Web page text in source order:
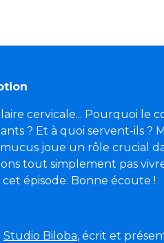
cervicale... Pourquoi le
? Et à quoi servent-ils ?
joue un rôle crucial
tout simplement pas
épisode. Bonne écoute !
Studio Biloba, écrit et